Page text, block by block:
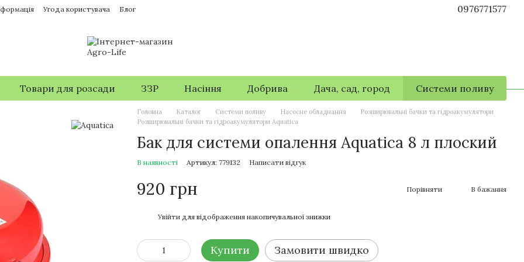
Угода користувача Блог 0976771577
Товари для розсади ЗЗР Насіння Добрива Дача, сад, город Системи поливу
Головна Каталог Системи поливу Насосне обладнання
Розширювальні бачки та гідроакумулятори
Розширювальні бачки та гідроакумулятори Aquatica
Бак для системи опалення Aquatica 8 л плоский
В наявності Артикул: 779132 Написати відгук
920 грн Порівняти В бажання
Увійти для відображення накопичувальної знижки
Купити Замовити швидко